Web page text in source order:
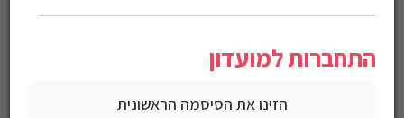
התחברות למועדון
הזינו את הסיסמה הראשוניתמחיר לחברי מועדון